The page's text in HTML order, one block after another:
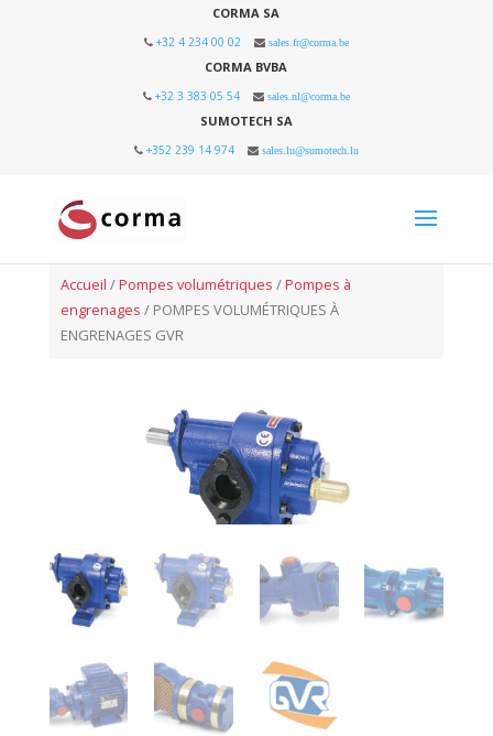
CORMA SA
+32 4 234 00 02 sales.fr@corma.be
CORMA BVBA
+32 3 383 05 54 sales.nl@corma.be
SUMOTECH SA
+352 239 14 974 sales.lu@sumotech.lu
Accueil /Pompes volumétriques /Pompes à
engrenages / POMPES VOLUMÉTRIQUES À
ENGRENAGES GVR